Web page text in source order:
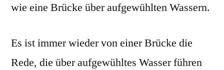
wie eine Brücke über aufgewühlten Wassern.
Es ist immer wieder von einer Brücke die
Rede, die über aufgewühltes Wasser führen